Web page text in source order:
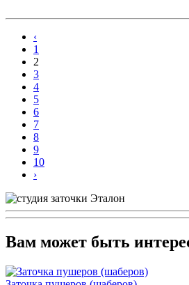
‹
1
2
3
4
5
6
7
8
9
10
›
Вам может быть